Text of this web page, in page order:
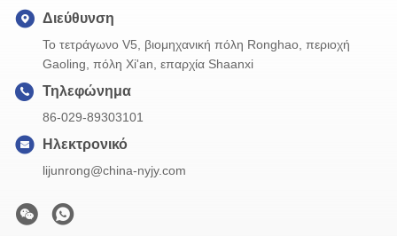
Διεύθυνση
Το τετράγωνο V5, βιομηχανική πόλη Ronghao, περιοχή
Gaoling, πόλη Xi'an, επαρχία Shaanxi
Τηλεφώνημα
86-029-89303101
Ηλεκτρονικό
lijunrong@china-nyjy.com